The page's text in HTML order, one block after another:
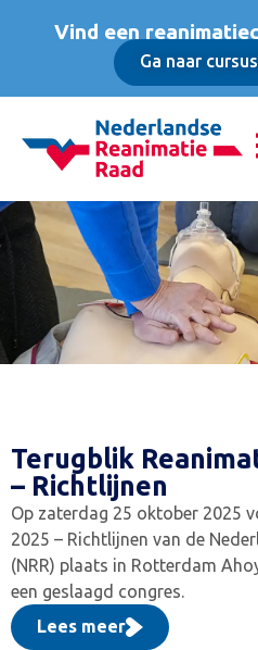
Vind een
Ga naar
Terugblik
– Richtlijnen
Op zaterdag 25 oktober 2025
2025 – Richtlijnen van de
(NRR) plaats in Rotterdam
een geslaagd congres.
Lees meer